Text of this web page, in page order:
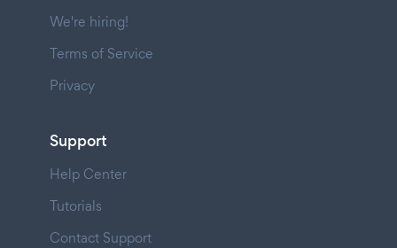
We're hiring!
Terms of Service
Privacy
Support
Help Center
Tutorials
Contact Support